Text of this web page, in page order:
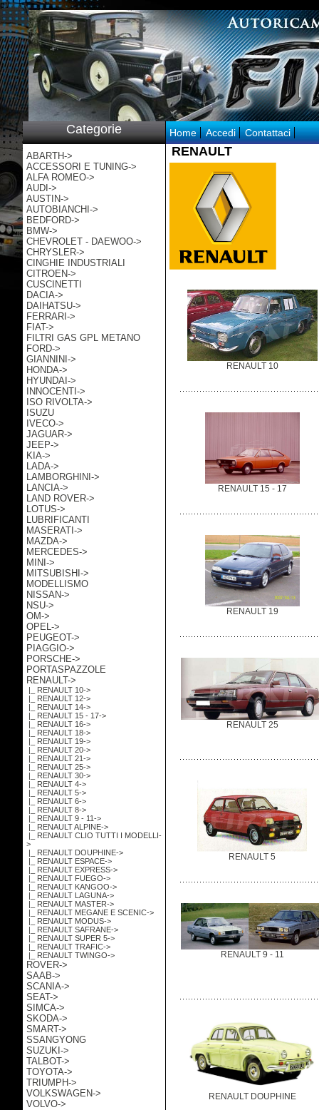
p:/
Categorie
ABARTH->
ACCESSORI E TUNING->
ALFA ROMEO->
AUDI->
AUSTIN->
AUTOBIANCHI->
BEDFORD->
BMW->
CHEVROLET - DAEWOO->
CHRYSLER->
CINGHIE INDUSTRIALI
CITROEN->
CUSCINETTI
DACIA->
DAIHATSU->
FERRARI->
FIAT->
FILTRI GAS GPL METANO
FORD->
GIANNINI->
HONDA->
HYUNDAI->
INNOCENTI->
ISO RIVOLTA->
ISUZU
IVECO->
JAGUAR->
JEEP->
KIA->
LADA->
LAMBORGHINI->
LANCIA->
LAND ROVER->
LOTUS->
LUBRIFICANTI
MASERATI->
MAZDA->
MERCEDES->
MINI->
MITSUBISHI->
MODELLISMO
NISSAN->
NSU->
OM->
OPEL->
PEUGEOT->
PIAGGIO->
PORSCHE->
PORTASPAZZOLE
RENAULT->
|_ RENAULT 10->
|_ RENAULT 12->
|_ RENAULT 14->
|_ RENAULT 15 - 17->
|_ RENAULT 16->
|_ RENAULT 18->
|_ RENAULT 19->
|_ RENAULT 20->
|_ RENAULT 21->
|_ RENAULT 25->
|_ RENAULT 30->
|_ RENAULT 4->
|_ RENAULT 5->
|_ RENAULT 6->
|_ RENAULT 8->
|_ RENAULT 9 - 11->
|_ RENAULT ALPINE->
|_ RENAULT CLIO TUTTI I MODELLI-
>
|_ RENAULT DOUPHINE->
|_ RENAULT ESPACE->
|_ RENAULT EXPRESS->
|_ RENAULT FUEGO->
|_ RENAULT KANGOO->
|_ RENAULT LAGUNA->
|_ RENAULT MASTER->
|_ RENAULT MEGANE E SCENIC->
|_ RENAULT MODUS->
|_ RENAULT SAFRANE->
|_ RENAULT SUPER 5->
|_ RENAULT TRAFIC->
|_ RENAULT TWINGO->
ROVER->
SAAB->
SCANIA->
SEAT->
SIMCA->
SKODA->
SMART->
SSANGYONG
SUZUKI->
TALBOT->
TOYOTA->
TRIUMPH->
VOLKSWAGEN->
VOLVO->
Home Accedi Contattaci
RENAULT
RENAULT 10
RENAULT 15 - 17
RENAULT 19
RENAULT 25
RENAULT 5
RENAULT 9 - 11
RENAULT DOUPHINE